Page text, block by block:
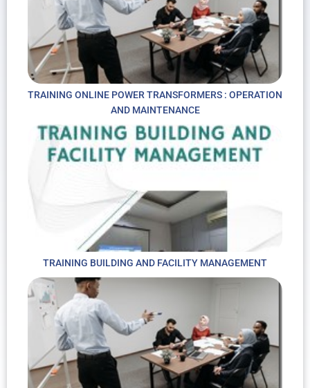
TRAINING ONLINE POWER TRANSFORMERS : OPERATION
AND MAINTENANCE
TRAINING BUILDING AND FACILITY MANAGEMENT